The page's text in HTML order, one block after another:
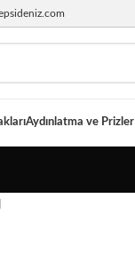
Aydınlatma ve Prizler